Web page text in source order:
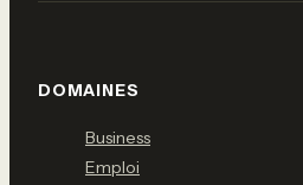
DOMAINES
Business
Emploi